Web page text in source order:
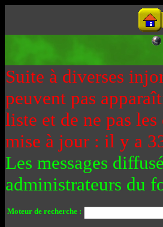
Suite à diverses
peuvent pas
liste et de ne pas
mise à jour : il y a
Les messages
administrateurs du
Moteur de recherche :